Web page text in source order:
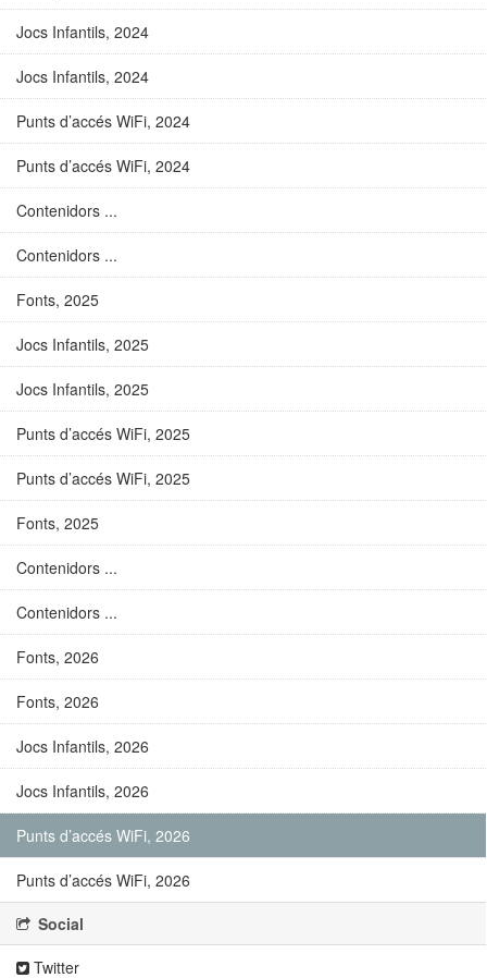
Jocs Infantils, 2024
Jocs Infantils, 2024
Punts d’accés WiFi, 2024
Punts d’accés WiFi, 2024
Contenidors ...
Contenidors ...
Fonts, 2025
Jocs Infantils, 2025
Jocs Infantils, 2025
Punts d’accés WiFi, 2025
Punts d’accés WiFi, 2025
Fonts, 2025
Contenidors ...
Contenidors ...
Fonts, 2026
Fonts, 2026
Jocs Infantils, 2026
Jocs Infantils, 2026
Punts d’accés WiFi, 2026
Punts d’accés WiFi, 2026
Social
Twitter